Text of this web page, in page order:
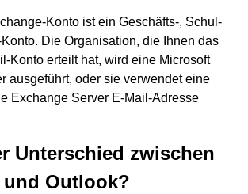
Konto ist ein Geschäfts-, Schul-
Die Organisation, die Ihnen das
Konto erteilt hat, wird eine Microsoft
ausgeführt, oder sie verwendet eine
Exchange Server E-Mail-Adresse
Unterschied zwischen
und Outlook?